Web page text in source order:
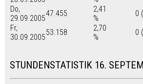
Do,
29.09.2005
47.455
2,41
%
0
Fr,
30.09.2005
53.158
2,70
%
0
STUNDENSTATISTIK 16.